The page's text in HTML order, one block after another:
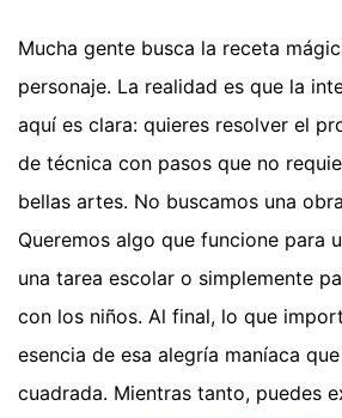
Mucha gente busca la receta
personaje. La realidad es que la
aquí es clara: quieres resolver el
de técnica con pasos que no
bellas artes. No buscamos una
Queremos algo que funcione para
una tarea escolar o simplemente
con los niños. Al final, lo que
esencia de esa alegría maníaca
cuadrada. Mientras tanto, puedes